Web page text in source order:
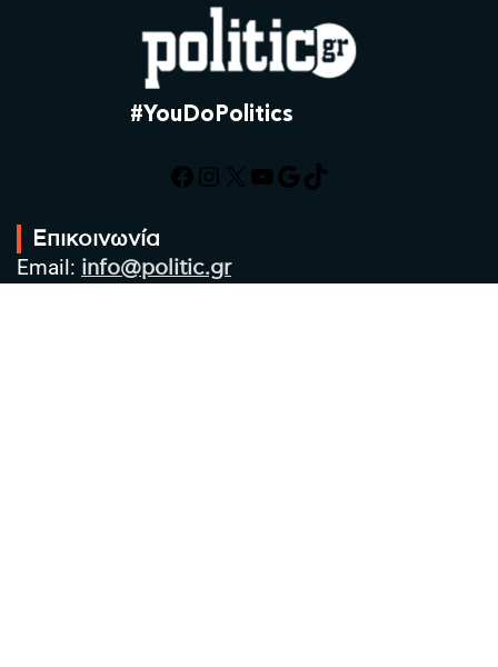
#YouDoPolitics
Facebook
Instagram
X YouTube
Google
TikTok
Επικοινωνία
Email: info@politic.gr